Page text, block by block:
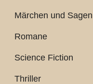
Märchen und Sagen
Romane
Science Fiction
Thriller